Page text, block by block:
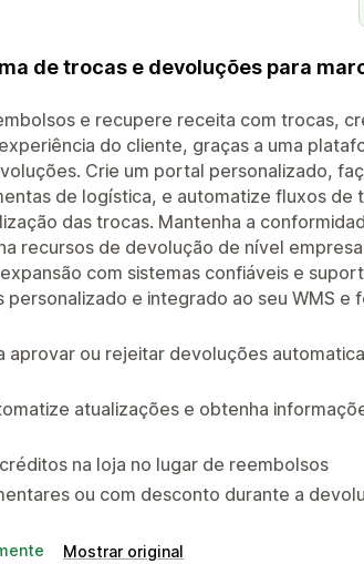
de trocas e devoluções para
e recupere receita com trocas,
do cliente, graças a uma
Crie um portal personalizado,
de logística, e automatize fluxos de
das trocas. Mantenha a
recursos de devolução de nível
com sistemas confiáveis e
e integrado ao seu WMS e
aprovar ou rejeitar devoluções
atualizações e obtenha
na loja no lugar de reembolsos
ou com desconto durante a
Mostrar original